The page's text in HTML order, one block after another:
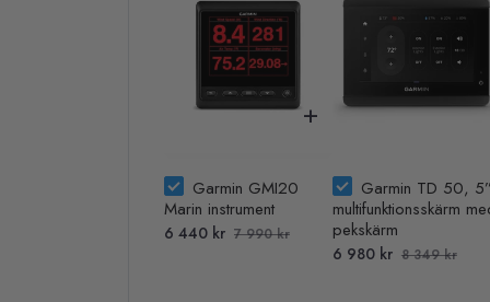
Garmin GMI20
Marin instrument
6 440 kr 7 990 kr
Garmin TD 50,
multifunktionsskärm
pekskärm
6 980 kr 8 349 kr